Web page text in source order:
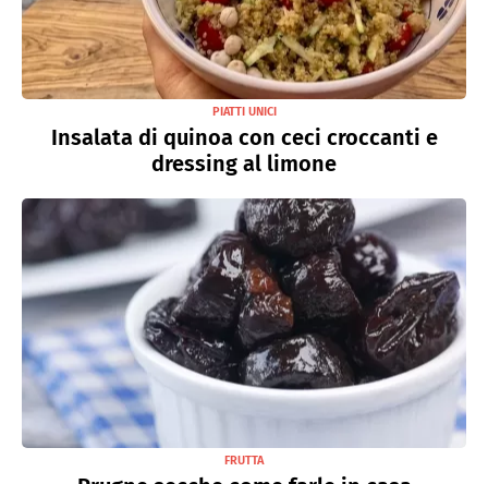
PIATTI UNICI
Insalata di quinoa con ceci croccanti e
dressing al limone
FRUTTA